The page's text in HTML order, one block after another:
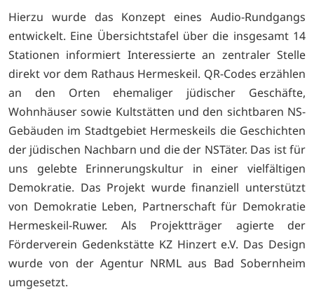
Hierzu wurde das Konzept eines Audio-Rundgangs
entwickelt. Eine Übersichtstafel über die insgesamt 14
Stationen informiert Interessierte an zentraler Stelle
direkt vor dem Rathaus Hermeskeil. QR-Codes erzählen
an den Orten ehemaliger jüdischer Geschäfte,
Wohnhäuser sowie Kultstätten und den sichtbaren NS-
Gebäuden im Stadtgebiet Hermeskeils die Geschichten
der jüdischen Nachbarn und die der NSTäter. Das ist für
uns gelebte Erinnerungskultur in einer vielfältigen
Demokratie. Das Projekt wurde finanziell unterstützt
von Demokratie Leben, Partnerschaft für Demokratie
Hermeskeil-Ruwer. Als Projektträger agierte der
Förderverein Gedenkstätte KZ Hinzert e.V. Das Design
wurde von der Agentur NRML aus Bad Sobernheim
umgesetzt.